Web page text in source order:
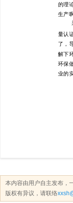
本内容由用户自主发布，
版权有异议，请联络